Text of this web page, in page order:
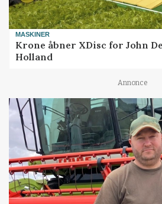
MASKINER
Krone åbner XDisc for John
Holland
Annonce